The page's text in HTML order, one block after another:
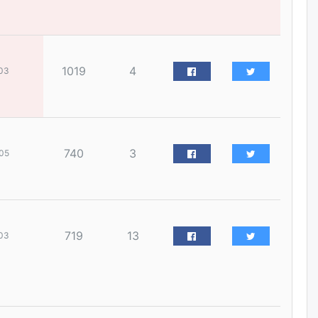
уржигдар
Орон сууц, нийтийн аж ахуй,
авто зам, тохижилт
холбоотой ГОМДОЛ их байгааг
суулгана гэх мэтээр дарамталдаг
1019 4
740 3
719 13